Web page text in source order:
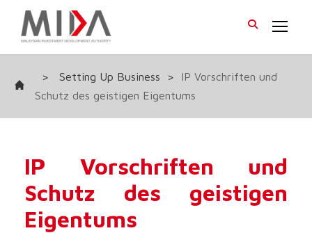
> Setting Up Business >
IP Vorschriften und
Schutz des geistigen Eigentums
IP Vorschriften und
Schutz des geistigen
Eigentums